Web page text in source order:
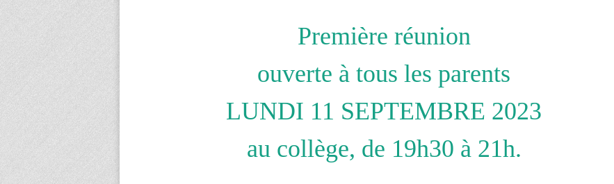
Première réunion
ouverte à tous les parents
LUNDI 11 SEPTEMBRE 2023
au collège, de 19h30 à 21h.